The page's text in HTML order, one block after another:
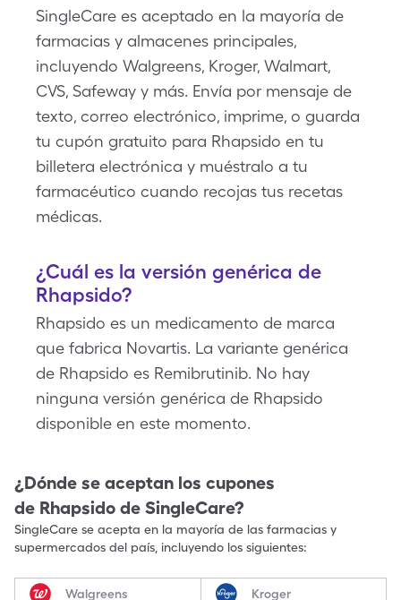
SingleCare es aceptado en la mayoría de
farmacias y almacenes principales,
incluyendo Walgreens, Kroger, Walmart,
CVS, Safeway y más. Envía por mensaje de
texto, correo electrónico, imprime, o guarda
tu cupón gratuito para Rhapsido en tu
billetera electrónica y muéstralo a tu
farmacéutico cuando recojas tus recetas
médicas.
¿Cuál es la versión genérica de
Rhapsido?
Rhapsido es un medicamento de marca
que fabrica Novartis. La variante genérica
de Rhapsido es Remibrutinib. No hay
ninguna versión genérica de Rhapsido
disponible en este momento.
¿Dónde se aceptan los cupones
de Rhapsido de SingleCare?
SingleCare se acepta en la mayoría de las farmacias y
supermercados del país, incluyendo los siguientes:
Walgreens Kroger